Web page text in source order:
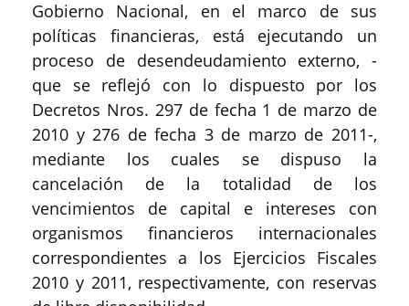
Gobierno Nacional, en el marco de sus
políticas financieras, está ejecutando un
proceso de desendeudamiento externo, -
que se reflejó con lo dispuesto por los
Decretos Nros. 297 de fecha 1 de marzo de
2010 y 276 de fecha 3 de marzo de 2011-,
mediante los cuales se dispuso la
cancelación de la totalidad de los
vencimientos de capital e intereses con
organismos financieros internacionales
correspondientes a los Ejercicios Fiscales
2010 y 2011, respectivamente, con reservas